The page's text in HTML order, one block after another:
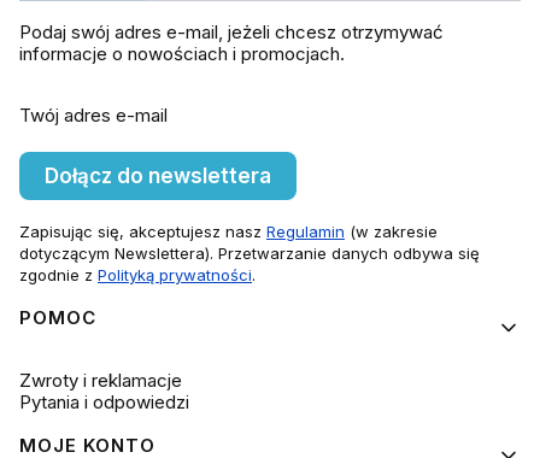
Podaj swój adres e-mail, jeżeli chcesz otrzymywać
informacje o nowościach i promocjach.
Twój adres e-mail
Dołącz do newslettera
Zapisując się, akceptujesz nasz Regulamin (w zakresie
dotyczącym Newslettera). Przetwarzanie danych odbywa się
zgodnie z Polityką prywatności.
Linki w stopce
POMOC
Zwroty i reklamacje
Pytania i odpowiedzi
MOJE KONTO